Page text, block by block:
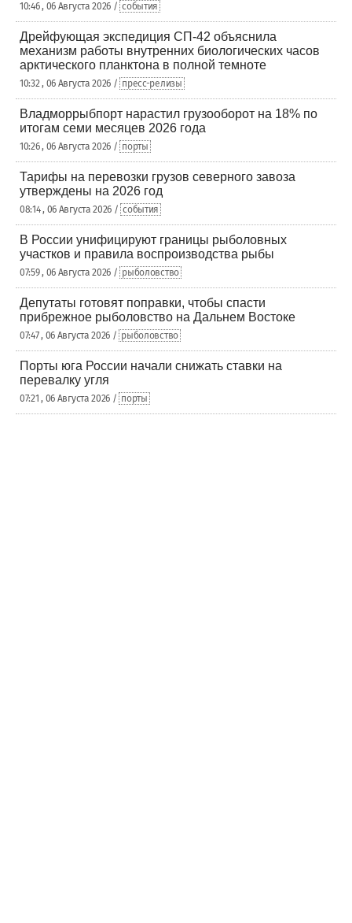
10:46 , 06 Августа 2026 / события
Дрейфующая экспедиция СП-42 объяснила
механизм работы внутренних биологических часов
арктического планктона в полной темноте
10:32 , 06 Августа 2026 / пресс-релизы
Владморрыбпорт нарастил грузооборот на 18% по
итогам семи месяцев 2026 года
10:26 , 06 Августа 2026 / порты
Тарифы на перевозки грузов северного завоза
утверждены на 2026 год
08:14 , 06 Августа 2026 / события
В России унифицируют границы рыболовных
участков и правила воспроизводства рыбы
07:59 , 06 Августа 2026 / рыболовство
Депутаты готовят поправки, чтобы спасти
прибрежное рыболовство на Дальнем Востоке
07:47 , 06 Августа 2026 / рыболовство
Порты юга России начали снижать ставки на
перевалку угля
07:21 , 06 Августа 2026 / порты